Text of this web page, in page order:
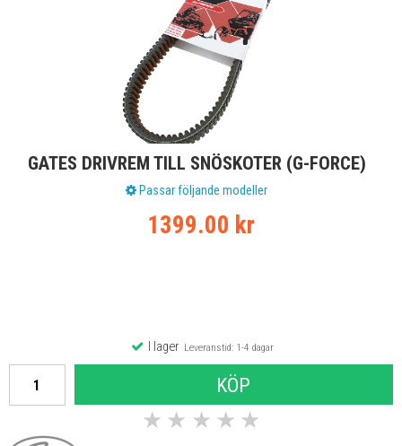
GATES DRIVREM TILL SNÖSKOTER (G-FORCE)
Passar följande modeller
1399.00 kr
I lagerLeveranstid: 1-4 dagar
KÖP
★ ★ ★ ★ ★